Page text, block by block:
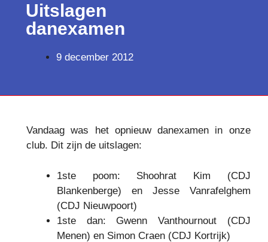
Uitslagen
danexamen
9 december 2012
Vandaag was het opnieuw danexamen in onze
club. Dit zijn de uitslagen:
1ste poom: Shoohrat Kim (CDJ
Blankenberge) en Jesse Vanrafelghem
(CDJ Nieuwpoort)
1ste dan: Gwenn Vanthournout (CDJ
Menen) en Simon Craen (CDJ Kortrijk)